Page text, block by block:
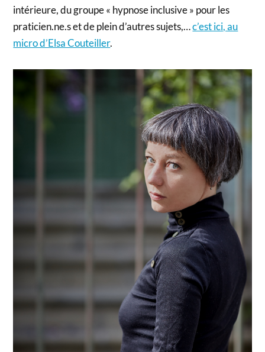
intérieure, du groupe « hypnose inclusive » pour les
praticien.ne.s et de plein d’autres sujets,…c’est ici, au
micro d’Elsa Couteiller.